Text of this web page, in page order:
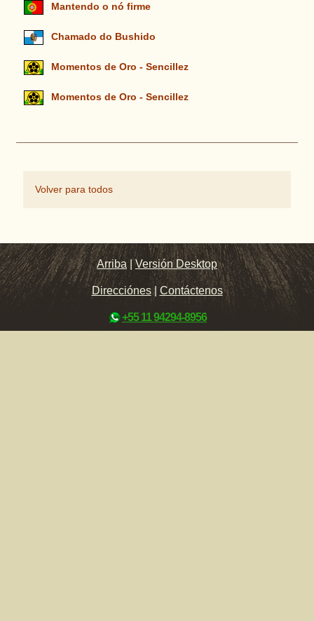
Mantendo o nó firme
Chamado do Bushido
Momentos de Oro - Sencillez
Momentos de Oro - Sencillez
Volver para todos
Arriba |Versión Desktop
Direcciónes| Contáctenos
+55 11 94294-8956